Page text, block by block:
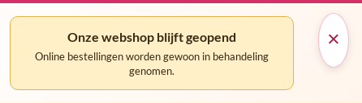
×
Onze webshop blijft geopend
Online bestellingen worden gewoon in behandeling
genomen.